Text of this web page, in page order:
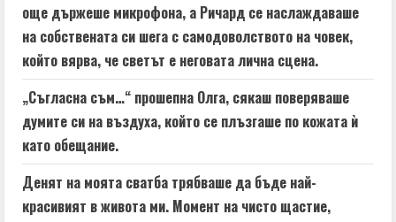
още държеше микрофона, а Ричард се наслаждаваше
на собствената си шега с самодоволството на човек,
който вярва, че светът е неговата лична сцена.
„Съгласна съм…“ прошепна Олга, сякаш поверяваше
думите си на въздуха, който се плъзгаше по кожата ѝ
като обещание.
Денят на моята сватба трябваше да бъде най-
красивият в живота ми. Момент на чисто щастие,